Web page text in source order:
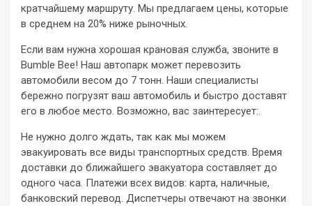
кратчайшему маршруту. Мы предлагаем цены, которые
в среднем на 20% ниже рыночных.
Если вам нужна хорошая крановая служба, звоните в
Bumble Bee! Наш автопарк может перевозить
автомобили весом до 7 тонн. Наши специалисты
бережно погрузят ваш автомобиль и быстро доставят
его в любое место. Возможно, вас заинтересует:.
Не нужно долго ждать, так как мы можем
эвакуировать все виды транспортных средств. Время
доставки до ближайшего эвакуатора составляет до
одного часа. Платежи всех видов: карта, наличные,
банковский перевод. Диспетчеры отвечают на звонки